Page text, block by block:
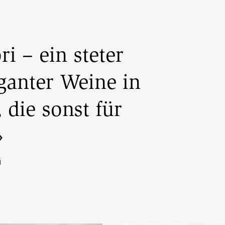
– ein steter
Weine in
die sonst für